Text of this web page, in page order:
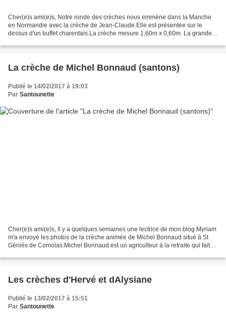
Cher(e)s ami(e)s, Notre ronde des crèches nous emmène dans la Manche
en Normandie avec la crèche de Jean-Claude.Elle est présentée sur le
dessus d'un buffet charentais.La crèche mesure 1,60m x 0,60m. La grande
La crèche de Michel Bonnaud (santons)
Publié le 14/02/2017 à 19:03
Par Santounette
Cher(e)s ami(e)s, Il y a quelques semaines une lectrice de mon blog Myriam
m'a envoyé les photos de la crèche animée de Michel Bonnaud situé à St
Géniès de Comolas.Michel Bonnaud est un agriculteur à la retraite qui fait
Les crèches d'Hervé et dAlysiane
Publié le 13/02/2017 à 15:51
Par Santounette